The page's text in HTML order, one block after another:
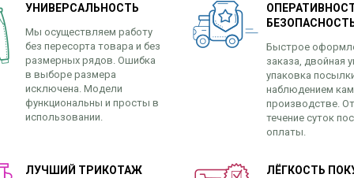
УНИВЕРСАЛЬНОСТЬ
Мы осуществляем работу
без пересорта товара и без
размерных рядов. Ошибка
в выборе размера
исключена. Модели
функциональны и просты в
использовании.
Быстрое
заказа, двойная
упаковка
наблюдением
производстве.
течение суток
оплаты.
ЛУЧШИЙ ТРИКОТАЖ ЛЁГКОСТЬ